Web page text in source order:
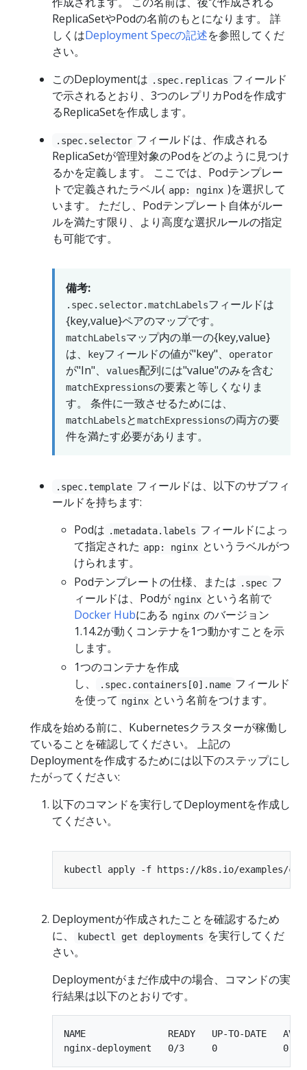
ReplicaSetやPodの名前のもとになります。 詳
しくはDeployment Specの記述を参照してくだ
さい。
このDeploymentは .spec.replicas フィールド
で示されるとおり、3つのレプリカPodを作成す
るReplicaSetを作成します。
.spec.selector フィールドは、作成される
ReplicaSetが管理対象のPodをどのように見つけ
るかを定義します。 ここでは、Podテンプレー
トで定義されたラベル( app: nginx )を選択して
います。 ただし、Podテンプレート自体がルー
ルを満たす限り、より高度な選択ルールの指定
も可能です。
備考:
.spec.selector.matchLabelsフィールドは
{key,value}ペアのマップです。
matchLabelsマップ内の単一の{key,value}
は、
keyフィールドの値が"key"、 operator
が"In"、 values配列には"value"のみを含む
matchExpressionsの要素と等しくなりま
す。 条件に一致させるためには、
matchLabelsとmatchExpressionsの両方の要
件を満たす必要があります。
.spec.template フィールドは、以下のサブフィ
ールドを持ちます:
Podは .metadata.labels フィールドによっ
て指定された app: nginx というラベルがつ
けられます。
Podテンプレートの仕様、または .spec フ
ィールドは、Podが nginx という名前で
Docker Hubにある nginx のバージョン
1.14.2が動くコンテナを1つ動かすことを示
します。
1つのコンテナを作成
し、
.spec.containers[0].name フィールド
を使って nginx という名前をつけます。
作成を始める前に、Kubernetesクラスターが稼働し
ていることを確認してください。 上記の
Deploymentを作成するためには以下のステップにし
たがってください:
以下のコマンドを実行してDeploymentを作成し
てください。
Deploymentが作成されたことを確認するため
に、
kubectl get deployments を実行してくだ
さい。
Deploymentがまだ作成中の場合、コマンドの実
行結果は以下のとおりです。
NAME               READY   UP-TO-DATE